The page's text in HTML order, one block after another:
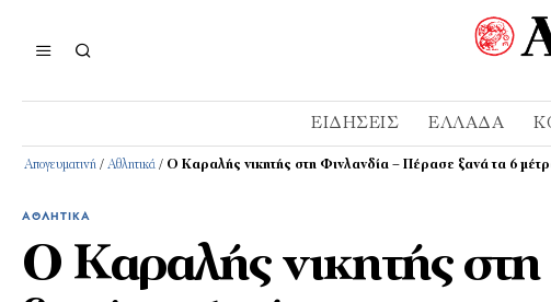
ΕΙΔΉΣΕΙΣ ΕΛΛΆΔΑ
Απογευματινή / Αθλητικά / Ο Καραλής νικητής στη Φινλανδία – Πέρασε ξανά τα 6
ΑΘΛΗΤΙΚΆ
Ο Καραλής νικητής